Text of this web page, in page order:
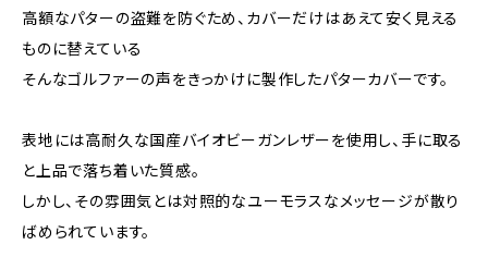
高額なパターの盗難を防ぐため、カバーだけはあえて安く見える
ものに替えている――
そんなゴルファーの声をきっかけに製作したパターカバーです。
表地には高耐久な国産バイオビーガンレザーを使用し、手に取る
と上品で落ち着いた質感。
しかし、その雰囲気とは対照的なユーモラスなメッセージが散り
ばめられています。